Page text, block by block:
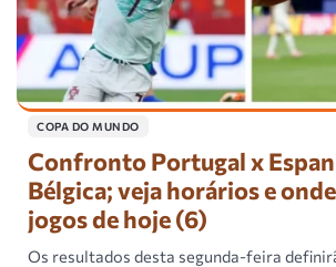
COPA DO MUNDO
Confronto Portugal x
Bélgica; veja horários e
jogos de hoje (6)
Os resultados desta segunda-feira